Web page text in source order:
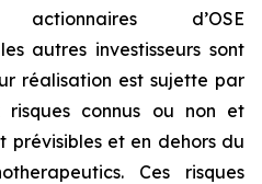
d’OSE
autres investisseurs sont
réalisation est sujette par
connus ou non et
prévisibles et en dehors du
Ces risques